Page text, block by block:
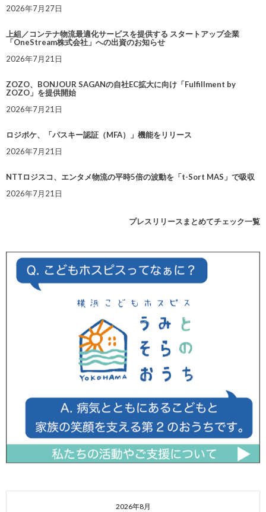
2026年7月27日
上組／コンテナ物流最適化サービスを提供する スタートアップ企業
「OneStream株式会社」への出資のお知らせ
2026年7月21日
ZOZO、BONJOUR SAGANの自社EC拡大に向け「Fulfillment by
ZOZO」を提供開始
2026年7月21日
ロジポケ、「パスキー認証（MFA）」機能をリリース
2026年7月21日
NTTロジスコ、エンタメ物流の平時5倍の波動を「t-Sort MAS」で吸収
2026年7月21日
プレスリリースまとめてチェック一覧
2026年8月